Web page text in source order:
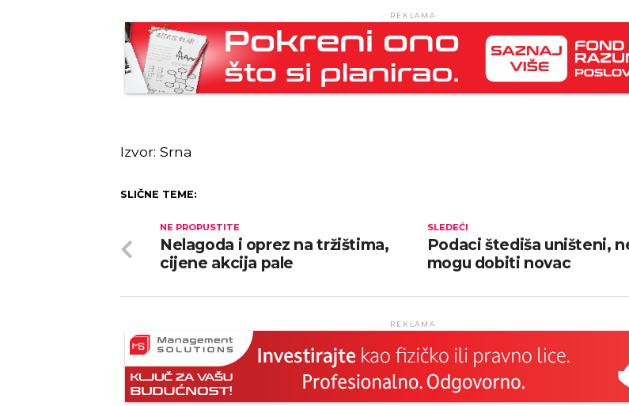
REKLAMA
Izvor: Srna
SLIČNE TEME:
SLEDEĆI
Podaci štediša uništeni,
mogu dobiti novac
NE PROPUSTITE
Nelagoda i oprez na tržištima,
cijene akcija pale
REKLAMA